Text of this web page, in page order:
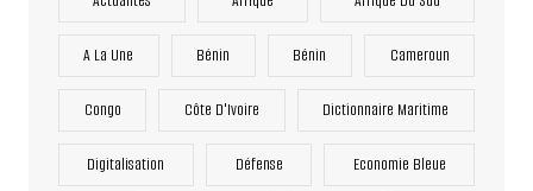
A La Une Bénin Bénin Cameroun
Congo Côte D'Ivoire Dictionnaire Maritime
Digitalisation Défense Economie Bleue